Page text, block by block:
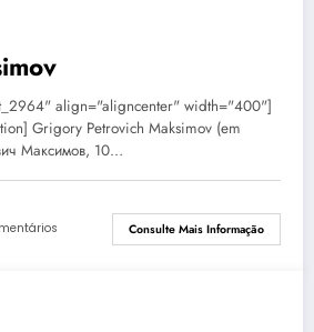
align="aligncenter" width="400"]
Grigory Petrovich Maksimov (em
Максимов, 10…
Consulte Mais Informação